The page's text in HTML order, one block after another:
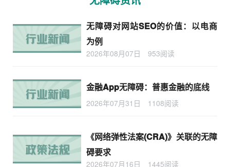
无障碍对网站SEO的价值：以电商
为例
2026年08月07日 953阅读
金融App无障碍：普惠金融的底线
2026年07月31日 1108阅读
《网络弹性法案(CRA)》关联的无障
碍要求
2026年07月16日 1445阅读